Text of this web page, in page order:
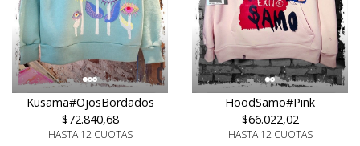
Kusama#OjosBordados
$72.840,68
HASTA 12 CUOTAS
HoodSamo#Pink
$66.022,02
HASTA 12 CUOTAS